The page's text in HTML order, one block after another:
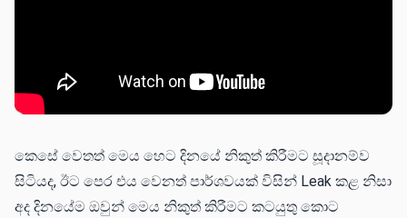
කෙසේ වෙතත් මෙය හෙට දිනයේ නිකුත් කිරීමට සූදානම්ව
සිටියද, ඊට පෙර එය වෙනත් පාර්ශවයක් විසින් Leak කළ නිසා
අද දිනයේම ඔවුන් මෙය නිකුත් කිරීමට කටයුතු කොට